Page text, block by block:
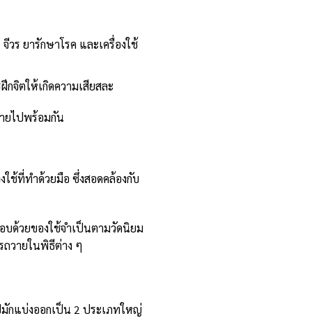
ร ยารักษาโรค และเครื่องใช้
จิตให้เกิดความเสียสละ
ยไปพร้อมกัน
ใช้ที่ทำด้วยมือ ซึ่งสอดคล้องกับ
บด้วยของใช้จำเป็นตามวัดนิยม
ถวายในพิธีต่าง ๆ
กแบ่งออกเป็น 2 ประเภทใหญ่